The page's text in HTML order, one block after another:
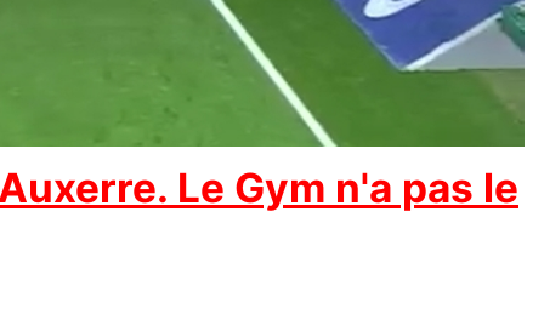
Le Gym n'a pas le